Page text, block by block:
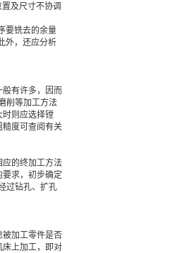
及尺寸不协调
要铣去的余量
外，还应分析
有许多，因而
削等加工方法
时则应选择镗
糙度可查阅有关
应的终加工方法
求，初步确定
过钻孔、扩孔
被加工零件是否
床上加工，即对